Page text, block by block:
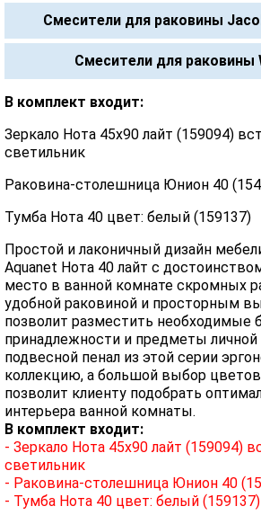
Смесители для раковины
Смесители для раковины
В комплект входит:
Зеркало Нота 45х90 лайт (159094)
светильник
Раковина-столешница Юнион 40
Тумба Нота 40 цвет: белый (159137)
Простой и лаконичный дизайн
Aquanet Нота 40 лайт с
место в ванной комнате скромных
удобной раковиной и просторным
позволит разместить необходимые
принадлежности и предметы личной
подвесной пенал из этой серии
коллекцию, а большой выбор
позволит клиенту подобрать
интерьера ванной комнаты.
В комплект входит:
- Зеркало Нота 45х90 лайт (159094)
светильник
- Раковина-столешница Юнион 40
- Тумба Нота 40 цвет: белый (159137)